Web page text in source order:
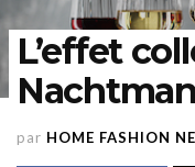
L’effet
par HOME FASHION